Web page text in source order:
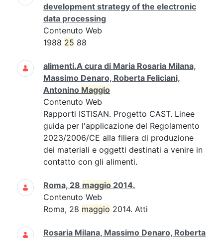
development strategy of the electronic
data processing
Contenuto Web
1988 25 88
alimenti.A cura di Maria Rosaria Milana,
Massimo Denaro, Roberta Feliciani,
Antonino Maggio
Contenuto Web
Rapporti ISTISAN. Progetto CAST. Linee
guida per l'applicazione del Regolamento
2023/2006/CE alla filiera di produzione
dei materiali e oggetti destinati a venire in
contatto con gli alimenti.
Roma, 28 maggio 2014.
Contenuto Web
Roma, 28 maggio 2014. Atti
Rosaria Milana, Massimo Denaro, Roberta